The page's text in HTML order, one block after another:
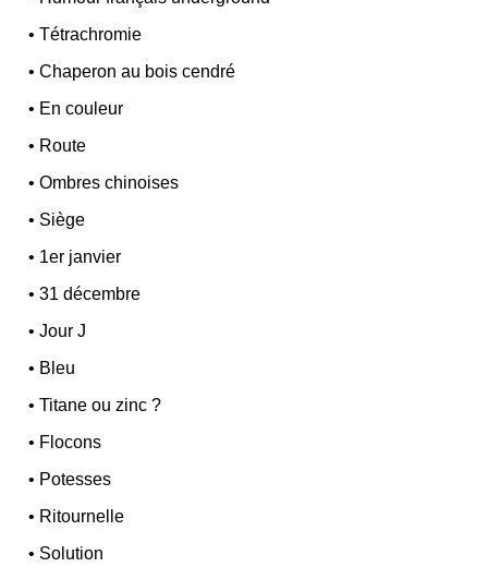
•Tétrachromie
•Chaperon au bois cendré
• En couleur
• Route
•Ombres chinoises
• Siège
• 1er janvier
•31 décembre
•Jour J
• Bleu
•Titane ou zinc ?
• Flocons
• Potesses
• Ritournelle
• Solution